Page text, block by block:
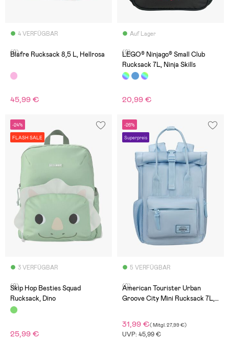
4 VERFÜGBAR
(0)
Blafre Rucksack 8,5 L, Hellrosa
45,99 €
Auf Lager
(0)
LEGO® Ninjago® Small Club
Rucksack 7L, Ninja Skills
20,99 €
-24%
FLASH SALE
3 VERFÜGBAR
(0)
Skip Hop Besties Squad
Rucksack, Dino
25,99 €
-26%
Superpreis
5 VERFÜGBAR
(0)
American Tourister Urban
Groove City Mini Rucksack 7L,
31,99 €(Mitgl. 27,99 €)
UVP: 45,99 €